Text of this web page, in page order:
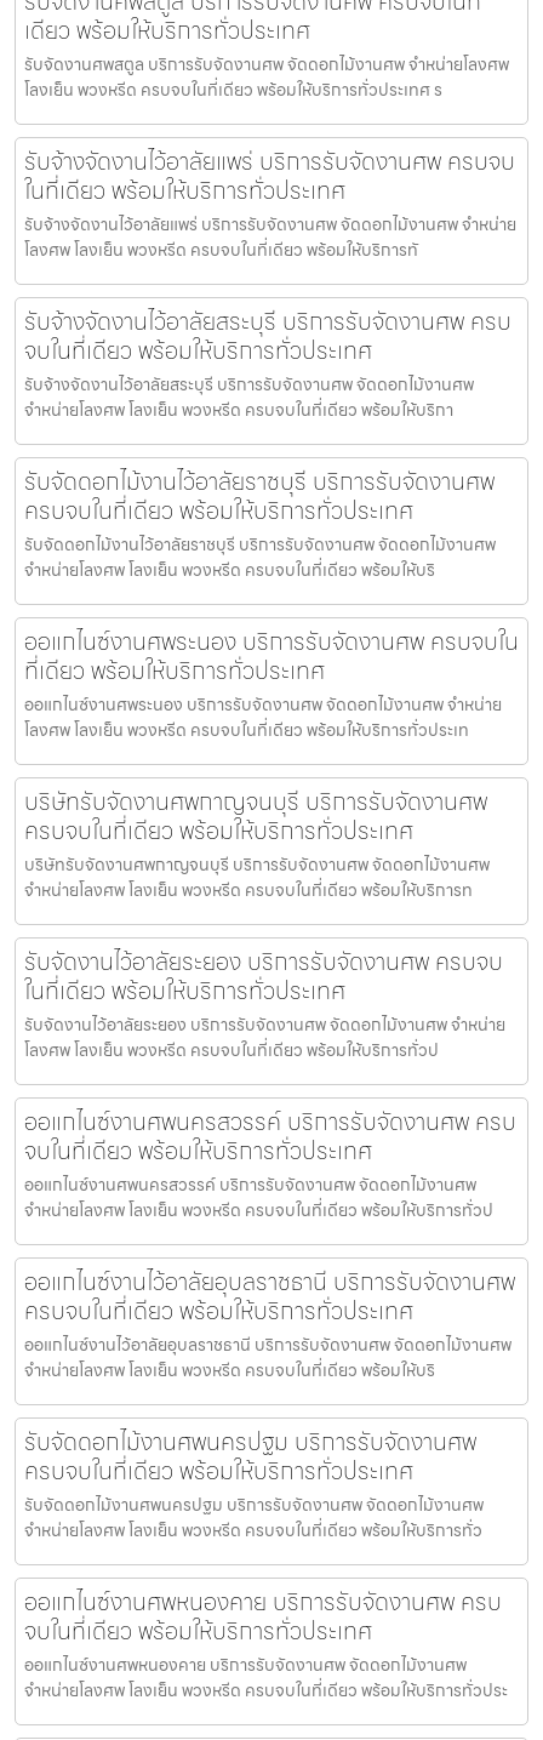
เดียว พร้อมให้บริการทั่วประเทศ
รับจัดงานศพสตูล บริการรับจัดงานศพ จัดดอกไม้งานศพ จำหน่ายโลงศพ
โลงเย็น พวงหรีด ครบจบในที่เดียว พร้อมให้บริการทั่วประเทศ ร
รับจ้างจัดงานไว้อาลัยแพร่ บริการรับจัดงานศพ ครบจบ
ในที่เดียว พร้อมให้บริการทั่วประเทศ
รับจ้างจัดงานไว้อาลัยแพร่ บริการรับจัดงานศพ จัดดอกไม้งานศพ จำหน่าย
โลงศพ โลงเย็น พวงหรีด ครบจบในที่เดียว พร้อมให้บริการทั
รับจ้างจัดงานไว้อาลัยสระบุรี บริการรับจัดงานศพ ครบ
จบในที่เดียว พร้อมให้บริการทั่วประเทศ
รับจ้างจัดงานไว้อาลัยสระบุรี บริการรับจัดงานศพ จัดดอกไม้งานศพ
จำหน่ายโลงศพ โลงเย็น พวงหรีด ครบจบในที่เดียว พร้อมให้บริกา
รับจัดดอกไม้งานไว้อาลัยราชบุรี บริการรับจัดงานศพ
ครบจบในที่เดียว พร้อมให้บริการทั่วประเทศ
รับจัดดอกไม้งานไว้อาลัยราชบุรี บริการรับจัดงานศพ จัดดอกไม้งานศพ
จำหน่ายโลงศพ โลงเย็น พวงหรีด ครบจบในที่เดียว พร้อมให้บริ
ออแกไนซ์งานศพระนอง บริการรับจัดงานศพ ครบจบใน
ที่เดียว พร้อมให้บริการทั่วประเทศ
ออแกไนซ์งานศพระนอง บริการรับจัดงานศพ จัดดอกไม้งานศพ จำหน่าย
โลงศพ โลงเย็น พวงหรีด ครบจบในที่เดียว พร้อมให้บริการทั่วประเท
บริษัทรับจัดงานศพกาญจนบุรี บริการรับจัดงานศพ
ครบจบในที่เดียว พร้อมให้บริการทั่วประเทศ
บริษัทรับจัดงานศพกาญจนบุรี บริการรับจัดงานศพ จัดดอกไม้งานศพ
จำหน่ายโลงศพ โลงเย็น พวงหรีด ครบจบในที่เดียว พร้อมให้บริการท
รับจัดงานไว้อาลัยระยอง บริการรับจัดงานศพ ครบจบ
ในที่เดียว พร้อมให้บริการทั่วประเทศ
รับจัดงานไว้อาลัยระยอง บริการรับจัดงานศพ จัดดอกไม้งานศพ จำหน่าย
โลงศพ โลงเย็น พวงหรีด ครบจบในที่เดียว พร้อมให้บริการทั่วป
ออแกไนซ์งานศพนครสวรรค์ บริการรับจัดงานศพ ครบ
จบในที่เดียว พร้อมให้บริการทั่วประเทศ
ออแกไนซ์งานศพนครสวรรค์ บริการรับจัดงานศพ จัดดอกไม้งานศพ
จำหน่ายโลงศพ โลงเย็น พวงหรีด ครบจบในที่เดียว พร้อมให้บริการทั่วป
ออแกไนซ์งานไว้อาลัยอุบลราชธานี บริการรับจัดงานศพ
ครบจบในที่เดียว พร้อมให้บริการทั่วประเทศ
ออแกไนซ์งานไว้อาลัยอุบลราชธานี บริการรับจัดงานศพ จัดดอกไม้งานศพ
จำหน่ายโลงศพ โลงเย็น พวงหรีด ครบจบในที่เดียว พร้อมให้บริ
รับจัดดอกไม้งานศพนครปฐม บริการรับจัดงานศพ
ครบจบในที่เดียว พร้อมให้บริการทั่วประเทศ
รับจัดดอกไม้งานศพนครปฐม บริการรับจัดงานศพ จัดดอกไม้งานศพ
จำหน่ายโลงศพ โลงเย็น พวงหรีด ครบจบในที่เดียว พร้อมให้บริการทั่ว
ออแกไนซ์งานศพหนองคาย บริการรับจัดงานศพ ครบ
จบในที่เดียว พร้อมให้บริการทั่วประเทศ
ออแกไนซ์งานศพหนองคาย บริการรับจัดงานศพ จัดดอกไม้งานศพ
จำหน่ายโลงศพ โลงเย็น พวงหรีด ครบจบในที่เดียว พร้อมให้บริการทั่วประ